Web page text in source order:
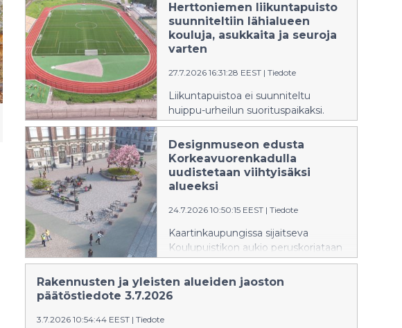
Herttoniemen liikuntapuisto
suunniteltiin lähialueen
kouluja, asukkaita ja seuroja
varten
27.7.2026 16:31:28 EEST | Tiedote
Liikuntapuistoa ei suunniteltu
huippu-urheilun suorituspaikaksi.
Designmuseon edusta
Korkeavuorenkadulla
uudistetaan viihtyisäksi
alueeksi
24.7.2026 10:50:15 EEST | Tiedote
Kaartinkaupungissa sijaitseva
Koulupuistikon aukio peruskorjataan
syksyn aikana ympärivuotiseksi
viihtyisäksi alueeksi. Samalla
Designmuseon edusta
Rakennusten ja yleisten alueiden jaoston
päätöstiedote 3.7.2026
3.7.2026 10:54:44 EEST | Tiedote